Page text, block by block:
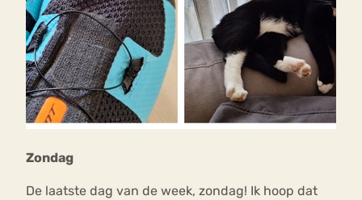
Zondag
De laatste dag van de week, zondag! Ik hoop dat